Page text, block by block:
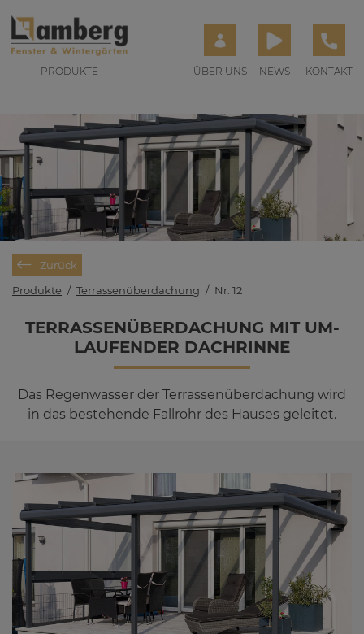
PRODUKTE ÜBER UNS NEWS KONTAKT
Zurück
Produkte / Terrassenüberdachung / Nr. 12
TER­RAS­SEN­ÜBER­DA­CHUNG MIT UM­
LAU­FEN­DER DACH­RIN­NE
Das Regenwasser der Terrassenüberdachung wird
in das bestehende Fallrohr des Hauses geleitet.